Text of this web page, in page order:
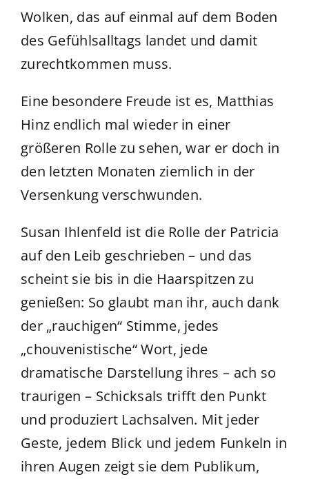
Wolken, das auf einmal auf dem Boden
des Gefühlsalltags landet und damit
zurechtkommen muss.
Eine besondere Freude ist es, Matthias
Hinz endlich mal wieder in einer
größeren Rolle zu sehen, war er doch in
den letzten Monaten ziemlich in der
Versenkung verschwunden.
Susan Ihlenfeld ist die Rolle der Patricia
auf den Leib geschrieben – und das
scheint sie bis in die Haarspitzen zu
genießen: So glaubt man ihr, auch dank
der „rauchigen“ Stimme, jedes
„chouvenistische“ Wort, jede
dramatische Darstellung ihres – ach so
traurigen – Schicksals trifft den Punkt
und produziert Lachsalven. Mit jeder
Geste, jedem Blick und jedem Funkeln in
ihren Augen zeigt sie dem Publikum,